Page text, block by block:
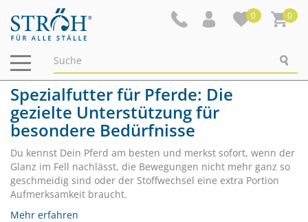
0 0
Navigation
ein-/ausblenden
Spezialfutter für Pferde: Die
gezielte Unterstützung für
besondere Bedürfnisse
Du kennst Dein Pferd am besten und merkst sofort, wenn der
Glanz im Fell nachlässt, die Bewegungen nicht mehr ganz so
geschmeidig sind oder der Stoffwechsel eine extra Portion
Aufmerksamkeit braucht.
Mehr erfahren